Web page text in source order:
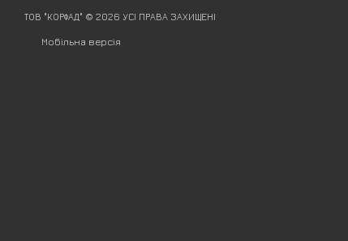
ТОВ "КОРФАД" © 2026 УСІ ПРАВА ЗАХИЩЕНІ
Мобільна версія